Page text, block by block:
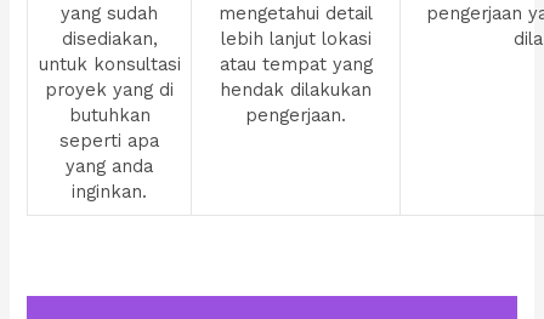
yang sudah
disediakan,
untuk konsultasi
proyek yang di
butuhkan
seperti apa
yang anda
inginkan.
mengetahui detail
lebih lanjut lokasi
atau tempat yang
hendak dilakukan
pengerjaan.
pengerjaan